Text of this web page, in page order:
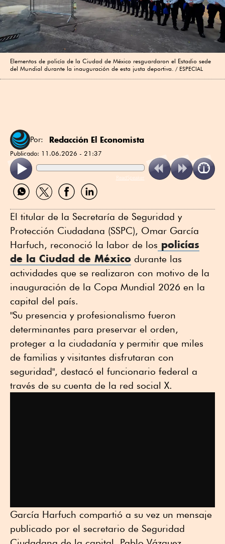
Elementos de policía de la Ciudad de México resguardaron el Estadio sede
del Mundial durante la inauguración de esta justa deportiva.
ESPECIAL
Por: Redacción El Economista
Publicado: 11.06.2026 - 21:37
ReadSpeaker
Compartir
por
Compartir
por
Compartir
por
Compartir
por
El titular de la Secretaría de Seguridad y
Protección Ciudadana (SSPC), Omar García
Harfuch, reconoció la labor de los policías
de la Ciudad de México durante las
actividades que se realizaron con motivo de la
inauguración de la Copa Mundial 2026 en la
capital del país.
"Su presencia y profesionalismo fueron
determinantes para preservar el orden,
proteger a la ciudadanía y permitir que miles
de familias y visitantes disfrutaran con
seguridad", destacó el funcionario federal a
través de su cuenta de la red social X.
García Harfuch compartió a su vez un mensaje
publicado por el secretario de Seguridad